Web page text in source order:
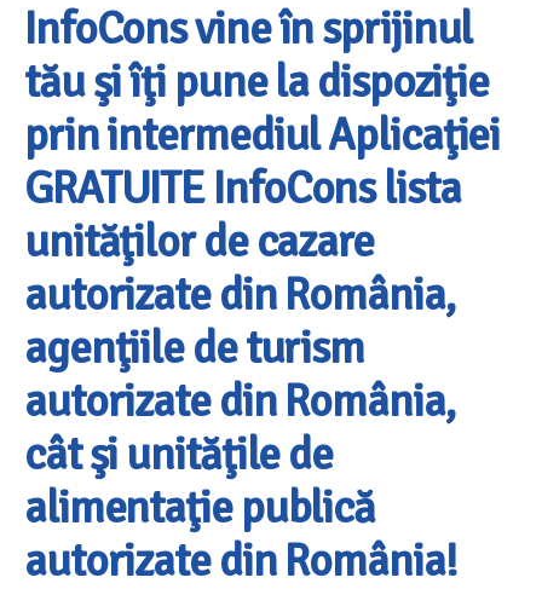
InfoCons vine în sprijinul
tău şi îţi pune la dispoziţie
prin intermediul Aplicaţiei
GRATUITE InfoCons lista
unităţilor de cazare
autorizate din România,
agenţiile de turism
autorizate din România,
cât şi unităţile de
alimentaţie publică
autorizate din România!